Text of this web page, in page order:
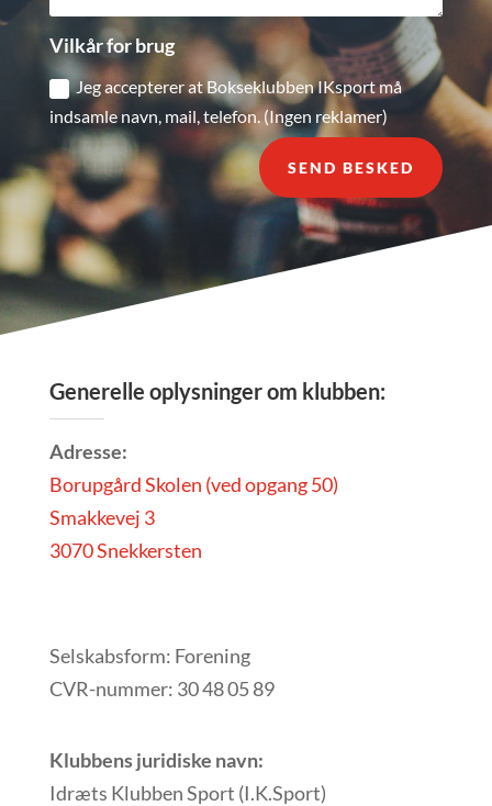
Vilkår for brug
Jeg accepterer at Bokseklubben IKsport må
indsamle navn, mail, telefon. (Ingen reklamer)
SEND BESKED
Generelle oplysninger om klubben:
Adresse:
Borupgård Skolen (ved opgang 50)
Smakkevej 3
3070 Snekkersten
Selskabsform: Forening
CVR-nummer: 30 48 05 89
Klubbens juridiske navn:
Idræts Klubben Sport (I.K.Sport)